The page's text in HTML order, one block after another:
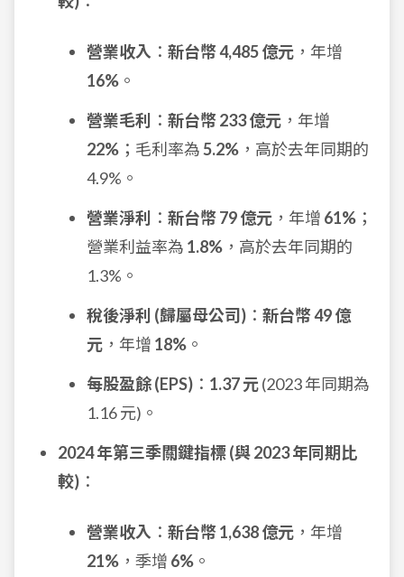
營業收入 ： 新台幣 4,485 億元 ，年增
16% 。
營業毛利
： 新台幣 233 億元 ，年增
22% ；毛利率為5.2% ，高於去年同期的
4.9%。
營業淨利
： 新台幣 79 億元 ，年增 61% ；
營業利益率為 1.8% ，高於去年同期的
1.3%。
稅後淨利 (歸屬母公司) ： 新台幣 49 億
元 ，年增 18% 。
每股盈餘 (EPS) ： 1.37 元(2023 年同期為
1.16 元)。
2024 年第三季關鍵指標 (與 2023 年同期比
較) ：
營業收入 ： 新台幣 1,638 億元 ，年增
21% ，季增 6% 。